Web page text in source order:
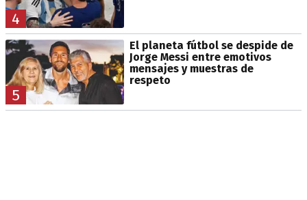
4
5
El planeta fútbol se despide de
Jorge Messi entre emotivos
mensajes y muestras de
respeto